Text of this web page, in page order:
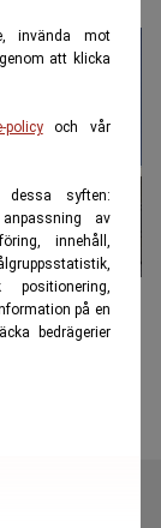
invända mot
att klicka
policyoch vår
dessa syften:
av
innehåll,
på en
bedrägerier
– i fransk